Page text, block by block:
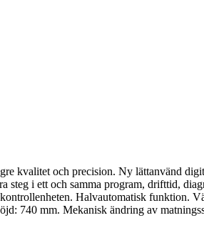
kvalitet och precision. Ny lättanvänd
i ett och samma program, drifttid,
Halvautomatisk funktion.
740 mm. Mekanisk ändring av